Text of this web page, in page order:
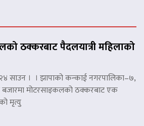
ठक्करबाट पैदलयात्री महिलाको
साउन । । झापाको कन्काई नगरपालिका–७,
बजारमा मोटरसाइकलको ठक्करबाट एक
मृत्यु